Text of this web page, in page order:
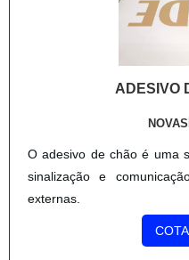
ADESIVO
O adesivo de chão é uma
sinalização e
externas.